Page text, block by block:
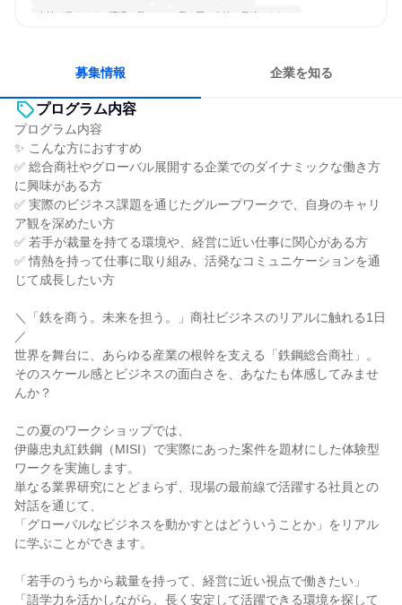
女性が働きやすい環境で働ける 長く同じ会社に居続けられる
募集情報 企業を知る
プログラム内容
プログラム内容
✨ こんな方におすすめ
✅ 総合商社やグローバル展開する企業でのダイナミックな働き方
に興味がある方
✅ 実際のビジネス課題を通じたグループワークで、自身のキャリ
ア観を深めたい方
✅ 若手が裁量を持てる環境や、経営に近い仕事に関心がある方
✅ 情熱を持って仕事に取り組み、活発なコミュニケーションを通
じて成長したい方
＼「鉄を商う。未来を担う。」商社ビジネスのリアルに触れる1日
／
世界を舞台に、あらゆる産業の根幹を支える「鉄鋼総合商社」。
そのスケール感とビジネスの面白さを、あなたも体感してみませ
んか？
この夏のワークショップでは、
伊藤忠丸紅鉄鋼（MISI）で実際にあった案件を題材にした体験型
ワークを実施します。
単なる業界研究にとどまらず、現場の最前線で活躍する社員との
対話を通じて、
「グローバルなビジネスを動かすとはどういうことか」をリアル
に学ぶことができます。
「若手のうちから裁量を持って、経営に近い視点で働きたい」
「語学力を活かしながら、長く安定して活躍できる環境を探して